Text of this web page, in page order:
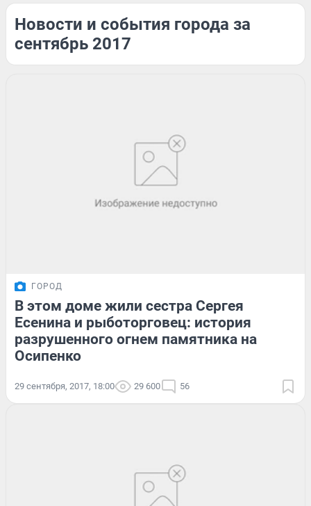
Новости и события города за
сентябрь 2017
ГОРОД
В этом доме жили сестра Сергея
Есенина и рыботорговец: история
разрушенного огнем памятника на
Осипенко
29 сентября, 2017, 18:00 29 600 56